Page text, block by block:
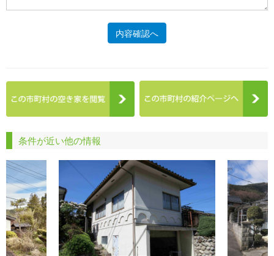
内容確認へ
条件が近い他の情報